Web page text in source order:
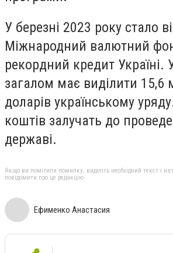
У березні 2023 року стало
Міжнародний валютний
рекордний кредит Україні.
загалом має виділити 15,6
доларів українському
коштів залучать до
державі.
Якщо ви помітили помилку, виділіть необхідний текст і
повідомити про це редакцію
Ефименко Анастасия